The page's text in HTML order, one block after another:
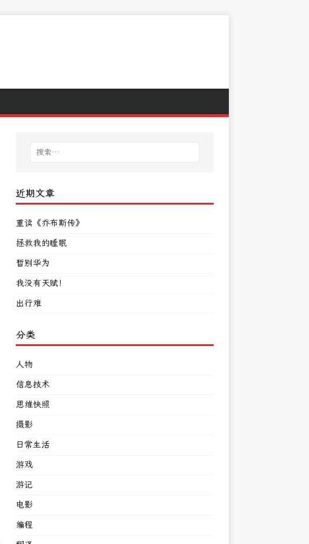
近期文章
重读《乔布斯传》
拯救我的睡眠
暂别华为
我没有天赋！
出行难
分类
人物
信息技术
思维快照
摄影
日常生活
游戏
游记
电影
编程